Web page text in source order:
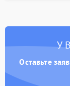
У
Оставьте